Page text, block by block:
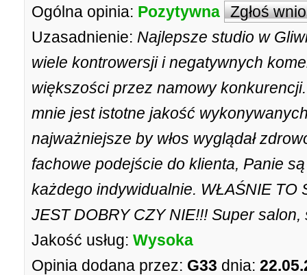
Ogólna opinia: Pozytywna Zgłoś
Uzasadnienie: Najlepsze studio w
wiele kontrowersji i negatywnych
większości przez namowy
mnie jest istotne jakość
najważniejsze by włos wyglądał
fachowe podejście do klienta, Panie
każdego indywidualnie. WŁAŚNIE TO
JEST DOBRY CZY NIE!!! Super
Jakość usług: Wysoka
Opinia dodana przez: G33 dnia: